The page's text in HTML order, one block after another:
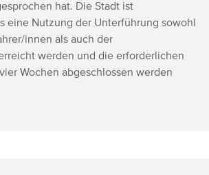
hat. Die Stadt ist
eine Nutzung der Unterführung sowohl
innen als auch der
werden und die erforderlichen
Wochen abgeschlossen werden